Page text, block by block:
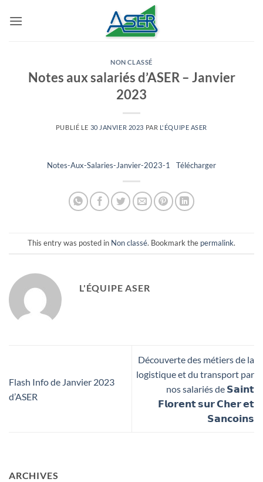
NON CLASSÉ
Notes aux salariés d’ASER – Janvier
2023
PUBLIÉ LE 30 JANVIER 2023 PAR L'ÉQUIPE ASER
Notes-Aux-Salaries-Janvier-2023-1 Télécharger
This entry was posted in Non classé. Bookmark the permalink.
L'ÉQUIPE ASER
Flash Info de Janvier 2023
d’ASER
Découverte des métiers de la
logistique et du transport par
nos salariés de 𝗦𝗮𝗶𝗻𝘁
𝗙𝗹𝗼𝗿𝗲𝗻𝘁 𝘀𝘂𝗿 𝗖𝗵𝗲𝗿 𝗲𝘁
𝗦𝗮𝗻𝗰𝗼𝗶𝗻𝘀
ARCHIVES